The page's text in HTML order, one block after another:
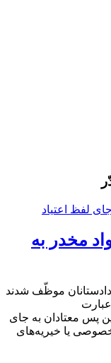
مخدر به
موظّف شدند
پس معتادان به جای
خصوصی یا خیریه‌های